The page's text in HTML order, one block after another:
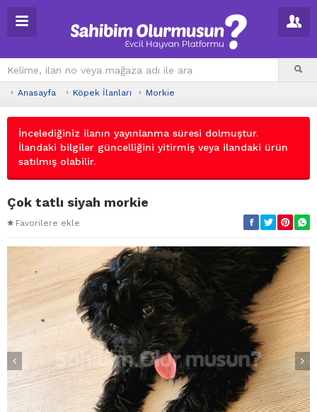
Anasayfa Köpek İlanları Morkie
İncelediğiniz ilanın yayınlanma süresi dolmuştur.
İlandaki bilgiler güncelliğini yitirmiş veya ilandaki ürün
satılmış olabilir.
Çok tatlı siyah morkie
Favorilere ekle